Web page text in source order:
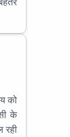
को
के
रही